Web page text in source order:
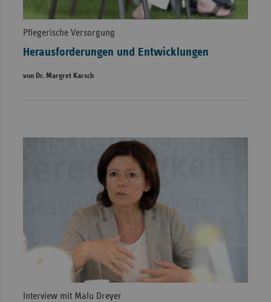
Pflegerische Versorgung
Herausforderungen und Entwicklungen
von Dr. Margret Karsch
Interview mit Malu Dreyer